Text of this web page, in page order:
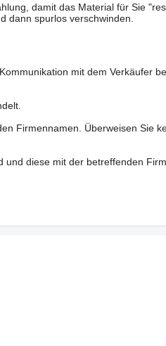
damit das Material für Sie
dann spurlos verschwinden.
mit dem Verkäufer
Firmennamen. Überweisen Sie
und diese mit der betreffenden